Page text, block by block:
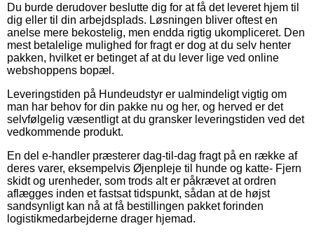
Du burde derudover beslutte dig for at få det leveret hjem til
dig eller til din arbejdsplads. Løsningen bliver oftest en
anelse mere bekostelig, men endda rigtig ukompliceret. Den
mest betalelige mulighed for fragt er dog at du selv henter
pakken, hvilket er betinget af at du lever lige ved online
webshoppens bopæl.
Leveringstiden på Hundeudstyr er ualmindeligt vigtig om
man har behov for din pakke nu og her, og herved er det
selvfølgelig væsentligt at du gransker leveringstiden ved det
vedkommende produkt.
En del e-handler præsterer dag-til-dag fragt på en række af
deres varer, eksempelvis Øjenpleje til hunde og katte- Fjern
skidt og urenheder, som trods alt er påkrævet at ordren
aflægges inden et fastsat tidspunkt, sådan at de højst
sandsynligt kan nå at få bestillingen pakket forinden
logistikmedarbejderne drager hjemad.